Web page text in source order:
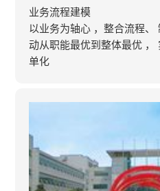
业务流程建模
以业务为轴心 ，整合流程、
动从职能最优到整体最优 ，
单化